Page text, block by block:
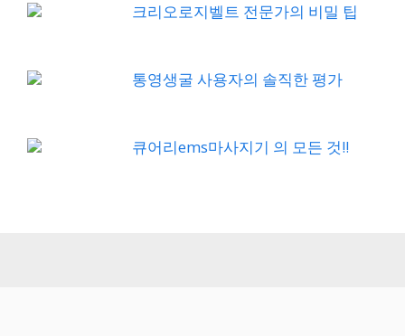
크리오로지벨트 전문가의 비밀 팁
통영생굴 사용자의 솔직한 평가
큐어리ems마사지기 의 모든 것!!